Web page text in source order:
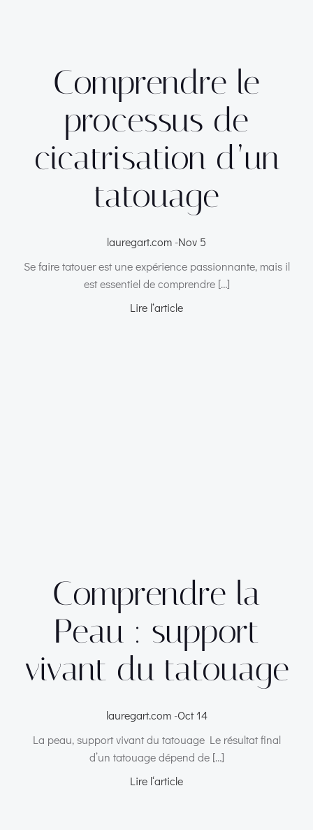
Comprendre le
processus de
cicatrisation d’un
tatouage
lauregart.com -Nov 5
Se faire tatouer est une expérience passionnante, mais il
est essentiel de comprendre […]
Lire l‘article
Comprendre la
Peau : support
vivant du tatouage
lauregart.com -Oct 14
La peau, support vivant du tatouage Le résultat final
d’un tatouage dépend de […]
Lire l‘article